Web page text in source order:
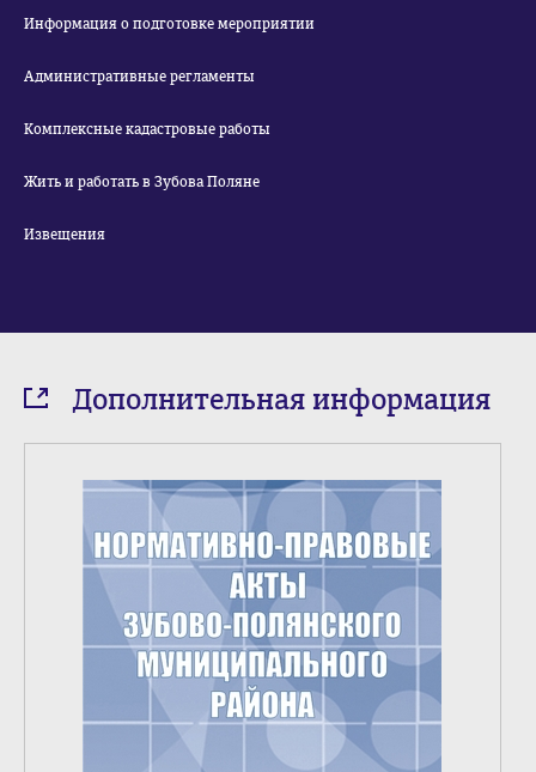
Информация о подготовке мероприятии
Административные регламенты
Комплексные кадастровые работы
Жить и работать в Зубова Поляне
Извещения
Дополнительная информация